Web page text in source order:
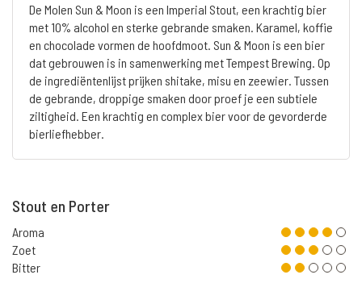
De Molen Sun & Moon is een Imperial Stout, een krachtig bier
met 10% alcohol en sterke gebrande smaken. Karamel, koffie
en chocolade vormen de hoofdmoot. Sun & Moon is een bier
dat gebrouwen is in samenwerking met Tempest Brewing. Op
de ingrediëntenlijst prijken shitake, misu en zeewier. Tussen
de gebrande, droppige smaken door proef je een subtiele
ziltigheid. Een krachtig en complex bier voor de gevorderde
bierliefhebber.
Stout en Porter
Aroma
Zoet
Bitter